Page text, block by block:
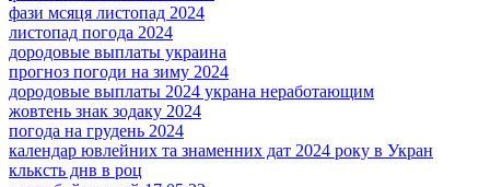
фази мсяця листопад 2024
листопад погода 2024
дородовые выплаты украина
прогноз погоди на зиму 2024
дородовые выплаты 2024 украна неработающим
жовтень знак зодаку 2024
погода на грудень 2024
календар ювлейних та знаменних дат 2024 року в Укран
кльксть днв в роц